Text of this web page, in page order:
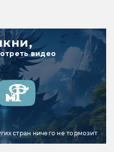
видео
стран ничего не тормозит